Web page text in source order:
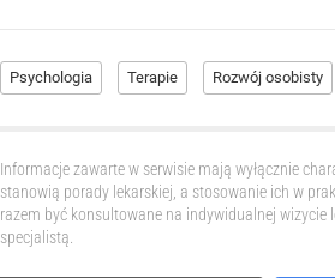
Psychologia Terapie Rozwój osobisty
Informacje zawarte w serwisie mają wyłącznie
stanowią porady lekarskiej, a stosowanie ich w
razem być konsultowane na indywidualnej wizycie
specjalistą.